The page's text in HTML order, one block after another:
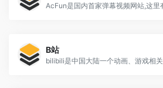
B站